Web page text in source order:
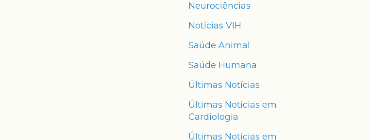
Neurociências
Notícias VIH
Saúde Animal
Saúde Humana
Últimas Notícias
Últimas Notícias em
Cardiologia
Últimas Notícias em